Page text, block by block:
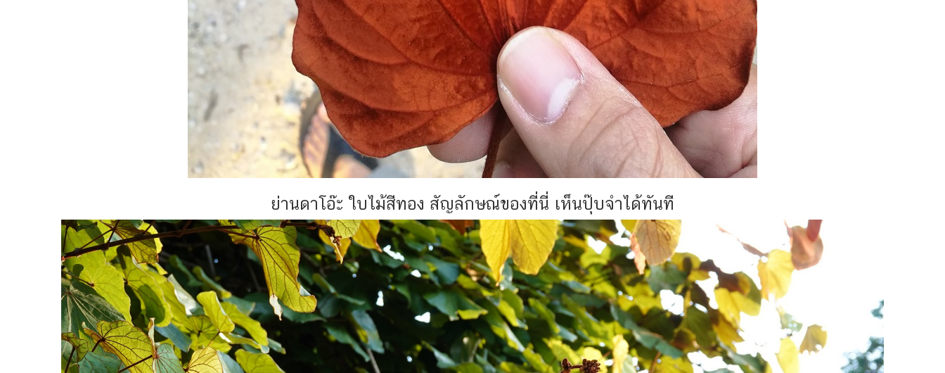
ย่านดาโอ๊ะ ใบไม้สีทอง สัญลักษณ์ของที่นี่ เห็นปุ๊บจำได้ทันที